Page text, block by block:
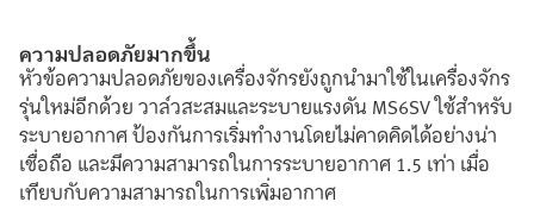
ความปลอดภัยมากขึ้น
หัวข้อความปลอดภัยของเครื่องจักรยังถูกนำมาใช้ในเครื่องจักร
รุ่นใหม่อีกด้วย วาล์วสะสมและระบายแรงดัน MS6SV ใช้สำหรับ
ระบายอากาศ ป้องกันการเริ่มทำงานโดยไม่คาดคิดได้อย่างน่า
เชื่อถือ และมีความสามารถในการระบายอากาศ 1.5 เท่า เมื่อ
เทียบกับความสามารถในการเพิ่มอากาศ